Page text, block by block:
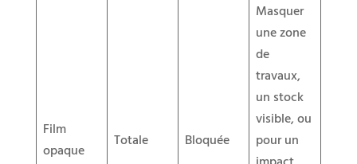
Film
opaque
Totale Bloquée
Masquer
une zone
de
travaux,
un stock
visible, ou
pour un